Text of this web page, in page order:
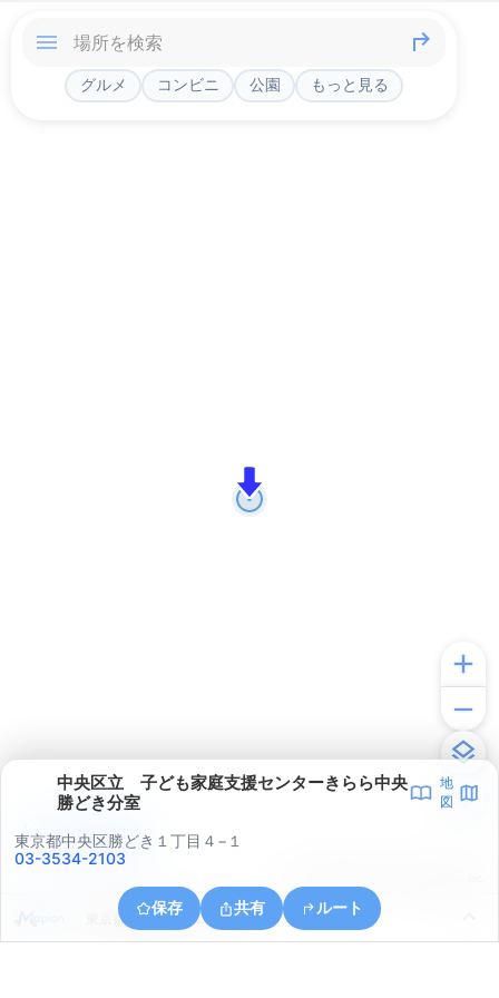
グルメ コンビニ 公園 もっと見る
中央区立 子ども家庭支援センターきらら中央
勝どき分室
地
図
東京都中央区勝どき１丁目４−１
03-3534-2103
保存 共有 ルート
東京都港区東新橋１丁目６
アプリで見る